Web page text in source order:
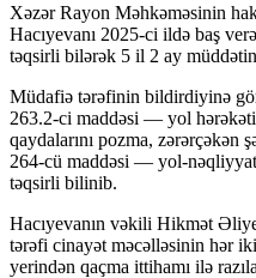
Xəzər Rayon Məhkəməsinin
Hacıyevanı 2025-ci ildə baş
təqsirli bilərək 5 il 2 ay
Müdafiə tərəfinin bildirdiyinə
263.2-ci maddəsi — yol
qaydalarını pozma,
264-cü maddəsi — yol-
təqsirli bilinib.
Hacıyevanın vəkili Hikmət
tərəfi cinayət məcəlləsinin hər
yerindən qaçma ittihamı ilə